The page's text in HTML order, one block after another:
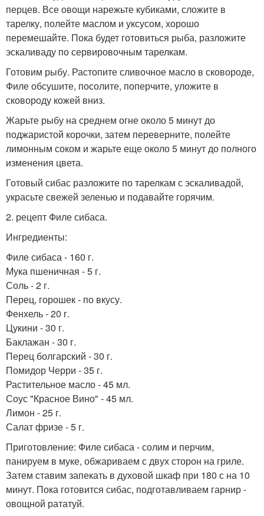
перцев. Все овощи нарежьте кубиками, сложите в
тарелку, полейте маслом и уксусом, хорошо
перемешайте. Пока будет готовиться рыба, разложите
эскаливаду по сервировочным тарелкам.
Готовим рыбу. Растопите сливочное масло в сковороде,
Филе обсушите, посолите, поперчите, уложите в
сковороду кожей вниз.
Жарьте рыбу на среднем огне около 5 минут до
поджаристой корочки, затем переверните, полейте
лимонным соком и жарьте еще около 5 минут до полного
изменения цвета.
Готовый сибас разложите по тарелкам с эскаливадой,
украсьте свежей зеленью и подавайте горячим.
2. рецепт Филе сибаса.
Ингредиенты:
Филе сибаса - 160 г.
Мука пшеничная - 5 г.
Соль - 2 г.
Перец, горошек - по вкусу.
Фенхель - 20 г.
Цукини - 30 г.
Баклажан - 30 г.
Перец болгарский - 30 г.
Помидор Черри - 35 г.
Растительное масло - 45 мл.
Соус "Красное Вино" - 45 мл.
Лимон - 25 г.
Салат фризе - 5 г.
Приготовление: Филе сибаса - солим и перчим,
панируем в муке, обжариваем с двух сторон на гриле.
Затем ставим запекать в духовой шкаф при 180 с на 10
минут. Пока готовится сибас, подготавливаем гарнир -
овощной рататуй.